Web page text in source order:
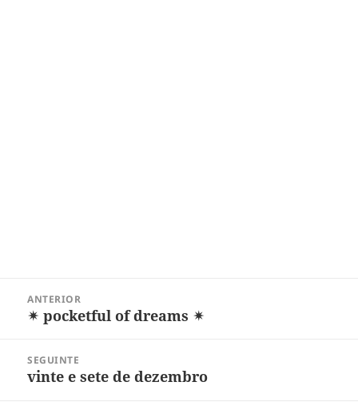
ANTERIOR
Post
✴ pocketful of dreams ✴
SEGUINTE
Próximo
vinte e sete de dezembro